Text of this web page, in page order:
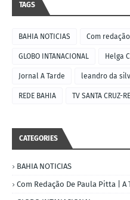
TAGS
BAHIA NOTICIAS Com
GLOBO INTANACIONAL Helga
Jornal A Tarde leandro da
REDE BAHIA TV SANTA CRUZ-
CATEGORIES
BAHIA NOTICIAS
Com Redação De Paula Pitta | A